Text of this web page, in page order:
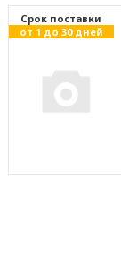
Cрок поставки
от 1 до 30 дней